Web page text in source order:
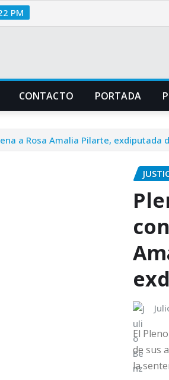
PM
CONTACTO PORTADA
a Rosa Amalia Pilarte, exdiputada
El
de sus
la